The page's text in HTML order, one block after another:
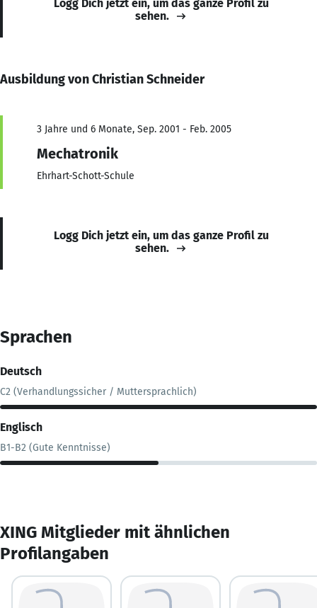
Logg Dich jetzt ein, um das ganze Profil zu
sehen.
Ausbildung von Christian Schneider
3 Jahre und 6 Monate, Sep. 2001 - Feb. 2005
Mechatronik
Ehrhart-Schott-Schule
Logg Dich jetzt ein, um das ganze Profil zu
sehen.
Sprachen
Deutsch
C2 (Verhandlungssicher / Muttersprachlich)
Englisch
B1-B2 (Gute Kenntnisse)
XING Mitglieder mit ähnlichen
Profilangaben